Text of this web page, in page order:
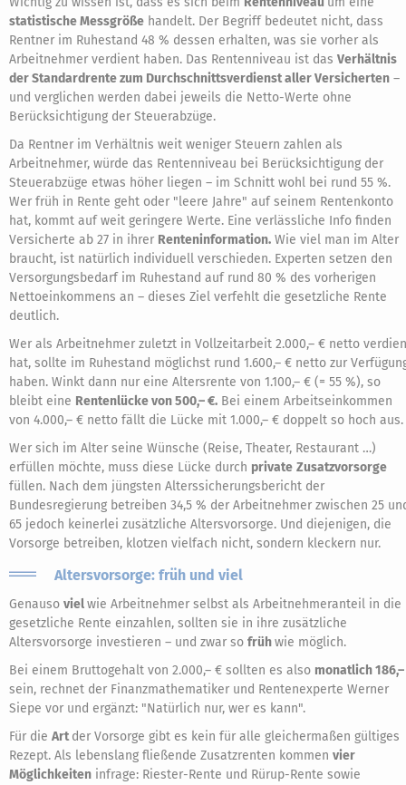
statistische Messgröße handelt. Der Begriff bedeutet nicht, dass
Rentner im Ruhestand 48 % dessen erhalten, was sie vorher als
Arbeitnehmer verdient haben. Das Rentenniveau ist das Verhältnis
der Standardrente zum Durchschnittsverdienst aller Versicherten –
und verglichen werden dabei jeweils die Netto-Werte ohne
Berücksichtigung der Steuerabzüge.
Da Rentner im Verhältnis weit weniger Steuern zahlen als
Arbeitnehmer, würde das Rentenniveau bei Berücksichtigung der
Steuerabzüge etwas höher liegen – im Schnitt wohl bei rund 55 %.
Wer früh in Rente geht oder "leere Jahre" auf seinem Rentenkonto
hat, kommt auf weit geringere Werte. Eine verlässliche Info finden
Versicherte ab 27 in ihrer Renteninformation. Wie viel man im Alter
braucht, ist natürlich individuell verschieden. Experten setzen den
Versorgungsbedarf im Ruhestand auf rund 80 % des vorherigen
Nettoeinkommens an – dieses Ziel verfehlt die gesetzliche Rente
deutlich.
Wer als Arbeitnehmer zuletzt in Vollzeitarbeit 2.000,– € netto
hat, sollte im Ruhestand möglichst rund 1.600,– € netto zur
haben. Winkt dann nur eine Altersrente von 1.100,– € (= 55 %), so
bleibt eine Rentenlücke von 500,– €. Bei einem Arbeitseinkommen
von 4.000,– € netto fällt die Lücke mit 1.000,– € doppelt so hoch aus.
Wer sich im Alter seine Wünsche (Reise, Theater, Restaurant …)
erfüllen möchte, muss diese Lücke durch private Zusatzvorsorge
füllen. Nach dem jüngsten Alterssicherungsbericht der
Bundesregierung betreiben 34,5 % der Arbeitnehmer zwischen 25
65 jedoch keinerlei zusätzliche Altersvorsorge. Und diejenigen, die
Vorsorge betreiben, klotzen vielfach nicht, sondern kleckern nur.
Altersvorsorge: früh und viel
Genauso vielwie Arbeitnehmer selbst als Arbeitnehmeranteil in die
gesetzliche Rente einzahlen, sollten sie in ihre zusätzliche
Altersvorsorge investieren – und zwar so frühwie möglich.
Bei einem Bruttogehalt von 2.000,– € sollten es also monatlich
sein, rechnet der Finanzmathematiker und Rentenexperte Werner
Siepe vor und ergänzt: "Natürlich nur, wer es kann".
Für die Artder Vorsorge gibt es kein für alle gleichermaßen gültiges
Rezept. Als lebenslang fließende Zusatzrenten kommen vier
Möglichkeiten infrage: Riester-Rente und Rürup-Rente sowie